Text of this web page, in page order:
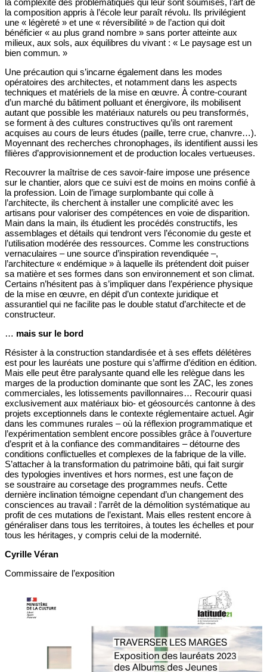
la composition appris à l’école leur paraît révolu. Ils privilégient
une « légèreté » et une « réversibilité » de l’action qui doit
bénéficier « au plus grand nombre » sans porter atteinte aux
milieux, aux sols, aux équilibres du vivant : « Le paysage est un
bien commun. »
Une précaution qui s’incarne également dans les modes
opératoires des architectes, et notamment dans les aspects
techniques et matériels de la mise en œuvre. À contre-courant
d’un marché du bâtiment polluant et énergivore, ils mobilisent
autant que possible les matériaux naturels ou peu transformés,
se forment à des cultures constructives qu’ils ont rarement
acquises au cours de leurs études (paille, terre crue, chanvre…).
Moyennant des recherches chronophages, ils identifient aussi les
filières d’approvisionnement et de production locales vertueuses.
Recouvrer la maîtrise de ces savoir-faire impose une présence
sur le chantier, alors que ce suivi est de moins en moins confié à
la profession. Loin de l’image surplombante qui colle à
l’architecte, ils cherchent à installer une complicité avec les
artisans pour valoriser des compétences en voie de disparition.
Main dans la main, ils étudient les procédés constructifs, les
assemblages et détails qui tendront vers l’économie du geste et
l’utilisation modérée des ressources. Comme les constructions
vernaculaires – une source d’inspiration revendiquée –,
l’architecture « endémique » à laquelle ils prétendent doit puiser
sa matière et ses formes dans son environnement et son climat.
Certains n’hésitent pas à s’impliquer dans l’expérience physique
de la mise en œuvre, en dépit d’un contexte juridique et
assurantiel qui ne facilite pas le double statut d’architecte et de
constructeur.
… mais sur le bord
Résister à la construction standardisée et à ses effets délétères
est pour les lauréats une posture qui s’affirme d’édition en édition.
Mais elle peut être paralysante quand elle les relègue dans les
marges de la production dominante que sont les ZAC, les zones
commerciales, les lotissements pavillonnaires… Recourir quasi
exclusivement aux matériaux bio- et géosourcés cantonne à des
projets exceptionnels dans le contexte réglementaire actuel. Agir
dans les communes rurales – où la réflexion programmatique et
l’expérimentation semblent encore possibles grâce à l’ouverture
d’esprit et à la confiance des commanditaires – détourne des
conditions conflictuelles et complexes de la fabrique de la ville.
S’attacher à la transformation du patrimoine bâti, qui fait surgir
des typologies inventives et hors normes, est une façon de
se soustraire au corsetage des programmes neufs. Cette
dernière inclination témoigne cependant d’un changement des
consciences au travail : l’arrêt de la démolition systématique au
profit de ces mutations de l’existant. Mais elles restent encore à
généraliser dans tous les territoires, à toutes les échelles et pour
tous les héritages, y compris celui de la modernité.
Cyrille Véran
Commissaire de l’exposition